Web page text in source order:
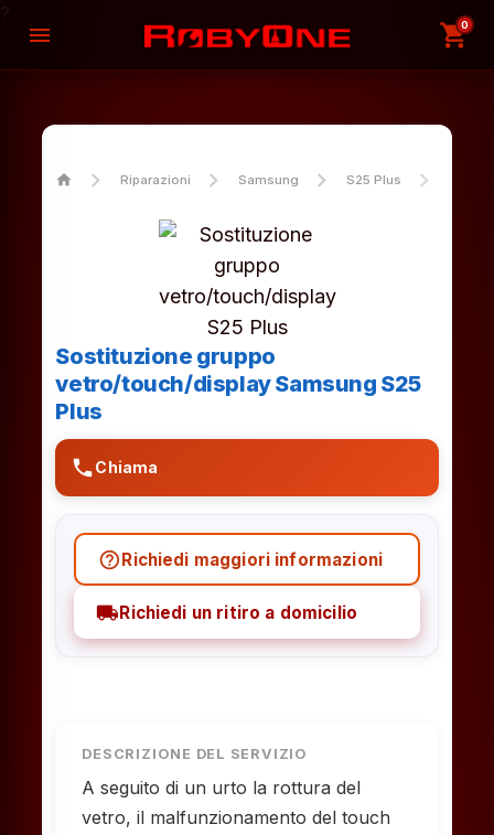
menu shopping_cart
0
home Riparazioni Samsung S25 Plus
Sostituzione gruppo
vetro/touch/display Samsung S25
Plus
phoneChiama
help_outlineRichiedi maggiori informazioni
local_shippingRichiedi un ritiro a domicilio
DESCRIZIONE DEL SERVIZIO
A seguito di un urto la rottura del
vetro, il malfunzionamento del touch